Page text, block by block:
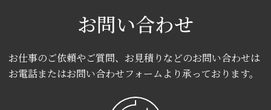
お問い合わせ
お仕事のご依頼やご質問、お見積りなどのお問い合わせは
お電話またはお問い合わせフォームより承っております。